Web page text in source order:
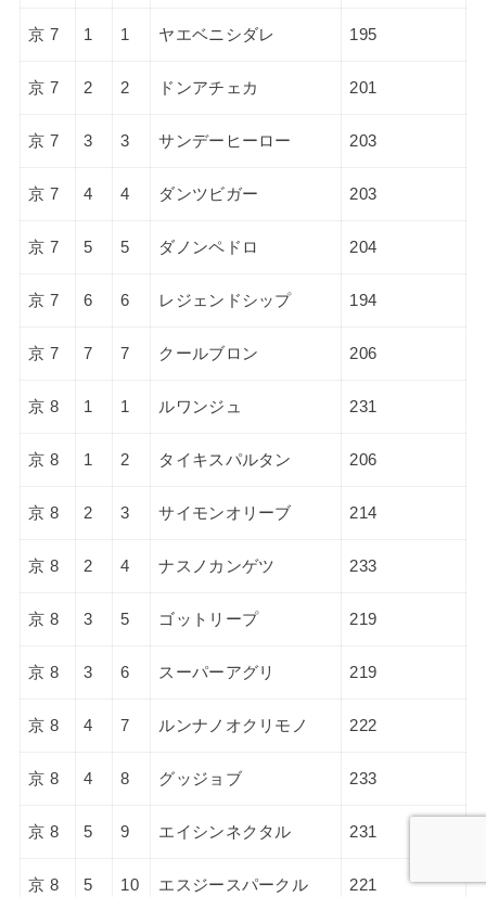
京 7 1 1 ヤエベニシダレ 195
京 7 2 2 ドンアチェカ 201
京 7 3 3 サンデーヒーロー 203
京 7 4 4 ダンツビガー 203
京 7 5 5 ダノンペドロ 204
京 7 6 6 レジェンドシップ 194
京 7 7 7 クールブロン 206
京 8 1 1 ルワンジュ 231
京 8 1 2 タイキスパルタン 206
京 8 2 3 サイモンオリーブ 214
京 8 2 4 ナスノカンゲツ 233
京 8 3 5 ゴットリープ 219
京 8 3 6 スーパーアグリ 219
京 8 4 7 ルンナノオクリモノ 222
京 8 4 8 グッジョブ 233
京 8 5 9 エイシンネクタル 231
京 8 5 10 エスジースパークル 221